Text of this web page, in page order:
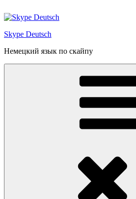
к
Skype Deutsch
Немецкий язык по скайпу